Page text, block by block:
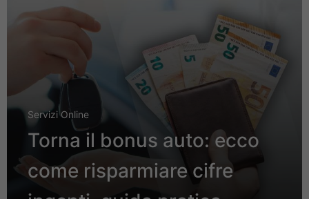
Servizi Online
Torna il bonus auto: ecco
come risparmiare cifre